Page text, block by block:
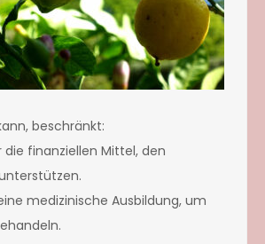
beschränkt:
die finanziellen Mittel, den
medizinische Ausbildung, um